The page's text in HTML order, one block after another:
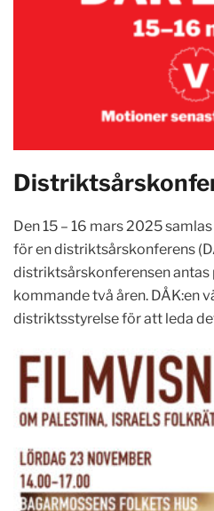
Den 15 – 16 mars 2025
för en distriktsårskonferens
distriktsårskonferensen
kommande två åren. DÅK:en
distriktsstyrelse för att leda